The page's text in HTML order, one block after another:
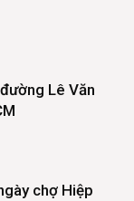
Lê Văn
chợ Hiệp